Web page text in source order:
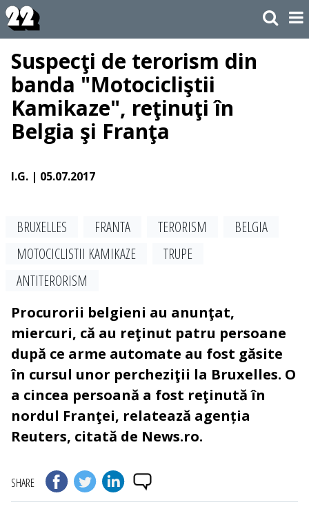
Suspecţi de terorism din
banda "Motocicliştii
Kamikaze", reţinuţi în
Belgia şi Franţa
I.G. | 05.07.2017
BRUXELLES FRANTA TERORISM
BELGIA
MOTOCICLISTII KAMIKAZE
TRUPE
ANTITERORISM
Procurorii belgieni au anunţat,
miercuri, că au reţinut patru persoane
după ce arme automate au fost găsite
în cursul unor percheziţii la Bruxelles. O
a cincea persoană a fost reţinută în
nordul Franţei, relatează agenția
Reuters, citată de News.ro.
SHARE